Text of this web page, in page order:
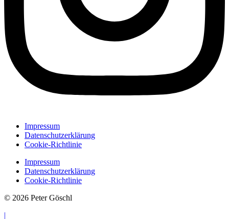
Impressum
Datenschutzerklärung
Cookie-Richtlinie
Impressum
Datenschutzerklärung
Cookie-Richtlinie
© 2026 Peter Göschl
|